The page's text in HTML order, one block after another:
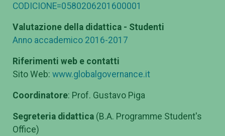
CODICIONE=0580206201600001
Valutazione della didattica - Studenti
Anno accademico 2016-2017
Riferimenti web e contatti
Sito Web: www.globalgovernance.it
Coordinatore: Prof. Gustavo Piga
Segreteria didattica (B.A. Programme Student's
Office)